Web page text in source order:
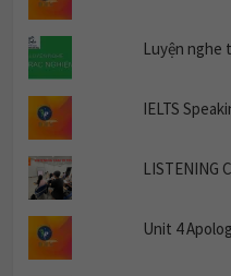
Luyện nghe
IELTS
LISTENING
Unit 4